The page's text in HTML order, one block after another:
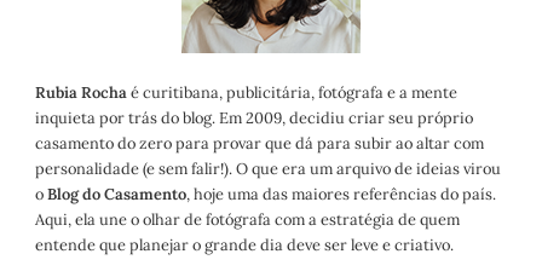
Rubia Rochaé curitibana, publicitária, fotógrafa e a mente
inquieta por trás do blog. Em 2009, decidiu criar seu próprio
casamento do zero para provar que dá para subir ao altar com
personalidade (e sem falir!). O que era um arquivo de ideias virou
oBlog do Casamento, hoje uma das maiores referências do país.
Aqui, ela une o olhar de fotógrafa com a estratégia de quem
entende que planejar o grande dia deve ser leve e criativo.